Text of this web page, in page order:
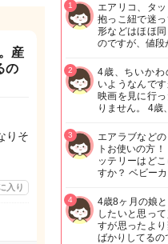
産
の
りそ
入り
エアリコ、タ
抱っこ紐で迷っ
形などはほほ同
のですが、値
1
4歳、ちいかわ
いようなんで
映画を見に行
りません。 4
2
エアラブなど
トお使いの方
ッテリーはど
すか？ ベビー
3
4歳8ヶ月の娘
したいと思っ
すが思ったよ
ばかりしてる
4